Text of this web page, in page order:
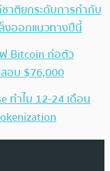
าติยกระดับการกำกับ
งออกแนวทางปีนี้
Bitcoin ก่อตัว
อบ $76,000
ทำไม 12-24 เดือน